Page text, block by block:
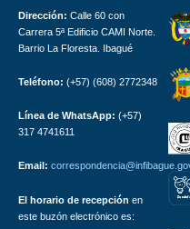
Dirección: Calle 60 con
Carrera 5ª Edificio CAMI Norte.
Barrio La Floresta. Ibagué
Teléfono: (+57) (608) 2772348
Línea de WhatsApp: (+57)
317 4741611
Email:
El horario de recepción en
este buzón electrónico es:
ZonaInfa